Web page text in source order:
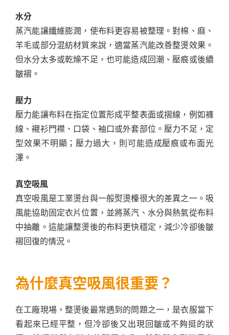
水分
蒸汽能讓纖維膨潤，使布料更容易被整理。對棉、麻、
羊毛或部分混紡材質來說，適當蒸汽能改善整燙效果。
但水分太多或乾燥不足，也可能造成回潮、壓痕或後續
皺褶。
壓力
壓力能讓布料在指定位置形成平整表面或摺線，例如褲
線、襯衫門襟、口袋、袖口或外套部位。壓力不足，定
型效果不明顯；壓力過大，則可能造成壓痕或布面光
澤。
真空吸風
真空吸風是工業燙台與一般熨燙檯很大的差異之一。吸
風能協助固定衣片位置，並將蒸汽、水分與熱氣從布料
中抽離。這能讓整燙後的布料更快穩定，減少冷卻後皺
褶回復的情況。
為什麼真空吸風很重要？
在工廠現場，整燙後最常遇到的問題之一，是衣服當下
看起來已經平整，但冷卻後又出現回皺或不夠挺的狀